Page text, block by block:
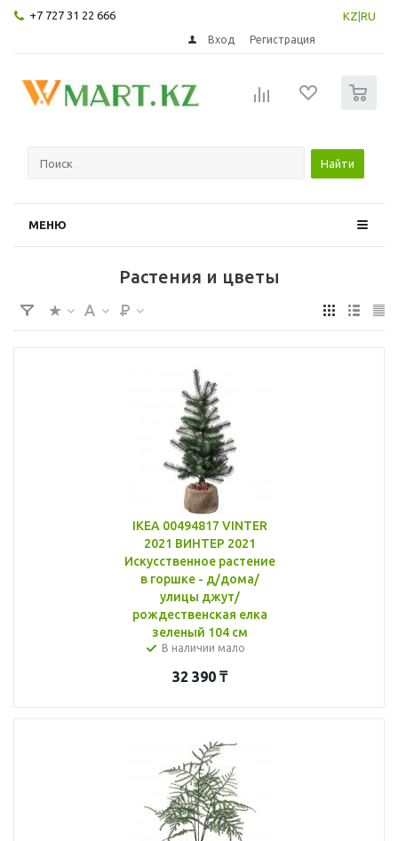
+7 727 31 22 666 KZ RU
Вход Регистрация
Найти
МЕНЮ
Растения и цветы
IKEA 00494817 VINTER
2021 ВИНТЕР 2021
Искусственное растение
в горшке - д/дома/
улицы джут/
рождественская елка
зеленый 104 см
В наличии мало
32 390₸